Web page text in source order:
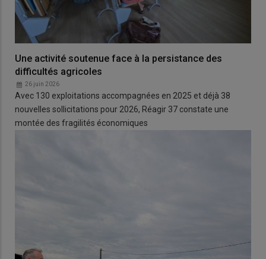
Une activité soutenue face à la persistance des
difficultés agricoles
26 juin 2026
Avec 130 exploitations accompagnées en 2025 et déjà 38
nouvelles sollicitations pour 2026, Réagir 37 constate une
montée des fragilités économiques